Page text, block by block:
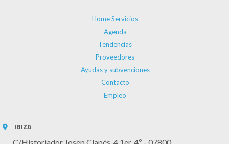
Home Servicios
Agenda
Tendencias
Proveedores
Ayudas y subvenciones
Contacto
Empleo
IBIZA